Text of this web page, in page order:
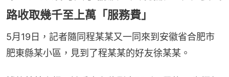
路收取幾千至上萬「服務費」
5月19日，記者隨同程某某又一同來到安徽省合肥市
肥東縣某小區，見到了程某某的好友徐某某。